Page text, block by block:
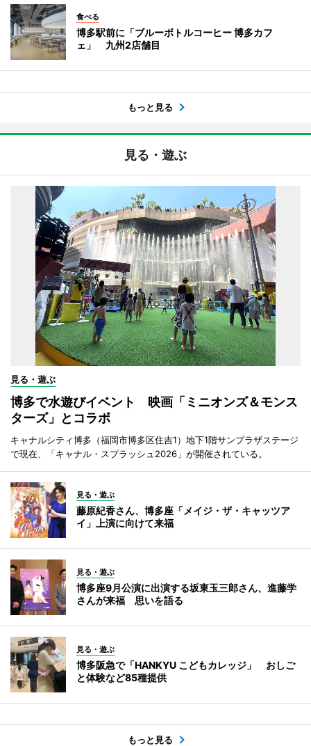
食べる
博多駅前に「ブルーボトルコーヒー 博多カフ
ェ」 九州2店舗目
もっと見る
見る・遊ぶ
見る・遊ぶ
博多で水遊びイベント 映画「ミニオンズ＆モンス
ターズ」とコラボ
キャナルシティ博多（福岡市博多区住吉1）地下1階サンプラザステージ
で現在、「キャナル・スプラッシュ2026」が開催されている。
見る・遊ぶ
藤原紀香さん、博多座「メイジ・ザ・キャッツア
イ」上演に向けて来福
見る・遊ぶ
博多座9月公演に出演する坂東玉三郎さん、進藤学
さんが来福 思いを語る
見る・遊ぶ
博多阪急で「HANKYU こどもカレッジ」 おしご
と体験など85種提供
もっと見る